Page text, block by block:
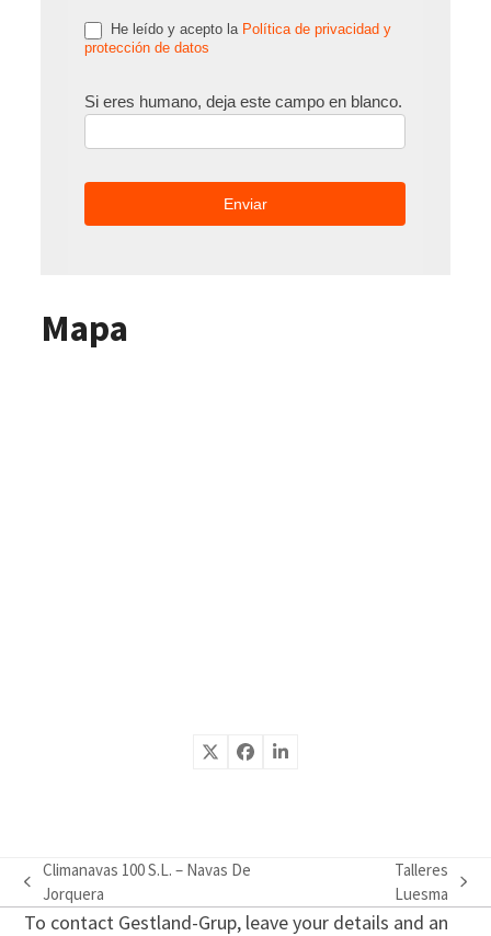
He leído y acepto la Política de privacidad y
protección de datos
Si eres humano, deja este campo en blanco.
Mapa
previous
post:
Climanavas 100 S.L. – Navas De
Jorquera
post:
Talleres
Luesma
To contact Gestland-Grup, leave your details and an